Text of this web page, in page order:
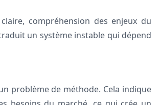
compréhension des enjeux du
un système instable qui dépend
problème de méthode. Cela indique